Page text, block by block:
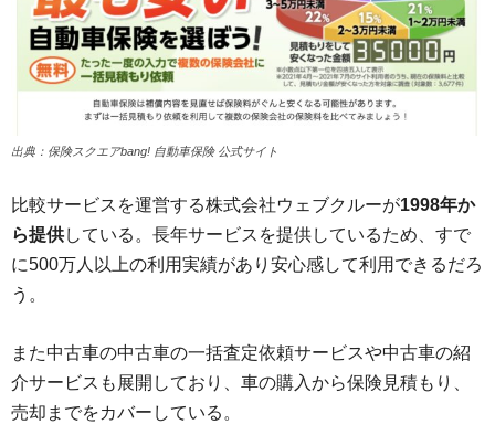
出典：保険スクエアbang! 自動車保険 公式サイト
比較サービスを運営する株式会社ウェブクルーが1998年か
ら提供している。長年サービスを提供しているため、すで
に500万人以上の利用実績があり安心感して利用できるだろ
う。
また中古車の中古車の一括査定依頼サービスや中古車の紹
介サービスも展開しており、車の購入から保険見積もり、
売却までをカバーしている。